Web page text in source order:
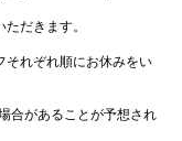
だきます。
それぞれ順にお休みをい
合があることが予想され